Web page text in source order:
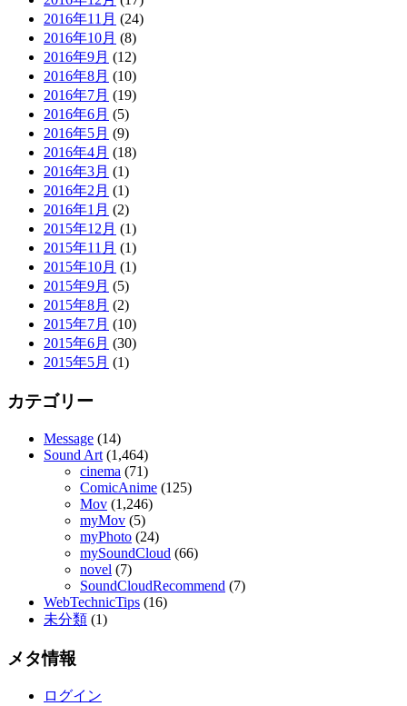
2016年11月 (24)
2016年10月 (8)
2016年9月 (12)
2016年8月 (10)
2016年7月 (19)
2016年6月 (5)
2016年5月 (9)
2016年4月 (18)
2016年3月 (1)
2016年2月 (1)
2016年1月 (2)
2015年12月 (1)
2015年11月 (1)
2015年10月 (1)
2015年9月 (5)
2015年8月 (2)
2015年7月 (10)
2015年6月 (30)
2015年5月 (1)
カテゴリー
Message (14)
Sound Art (1,464)
cinema (71)
ComicAnime (125)
Mov (1,246)
myMov (5)
myPhoto (24)
mySoundCloud (66)
novel (7)
SoundCloudRecommend (7)
WebTechnicTips (16)
未分類 (1)
メタ情報
ログイン